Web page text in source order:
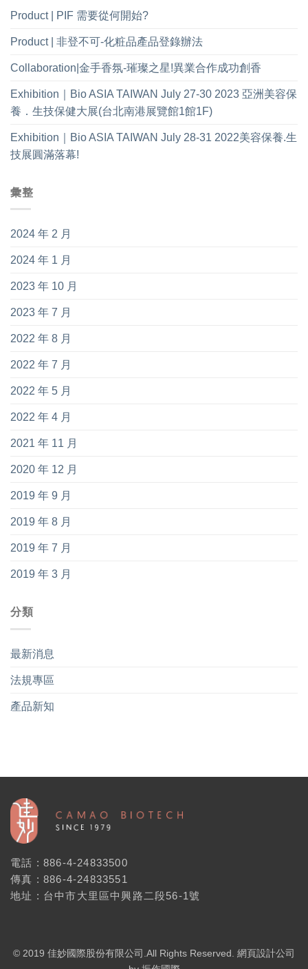
Product | PIF 需要從何開始?
Product | 非登不可-化粧品產品登錄辦法
Collaboration|金手香氛-璀璨之星!異業合作成功創香
Exhibition｜Bio ASIA TAIWAN July 27-30 2023 亞洲美容保
養．生技保健大展(台北南港展覽館1館1F)
Exhibition｜Bio ASIA TAIWAN July 28-31 2022美容保養.生
技展圓滿落幕!
彙整
2024 年 2 月
2024 年 1 月
2023 年 10 月
2023 年 7 月
2022 年 8 月
2022 年 7 月
2022 年 5 月
2022 年 4 月
2021 年 11 月
2020 年 12 月
2019 年 9 月
2019 年 8 月
2019 年 7 月
2019 年 3 月
分類
最新消息
法規專區
產品新知
電話 : 886-4-24833500
傳真 : 886-4-24833551
地址 : 台中市大里區中興路二段56-1號
© 2019 佳妙國際股份有限公司.All Rights Reserved. 網頁設計公司